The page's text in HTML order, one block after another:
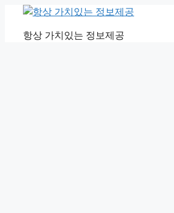
content
항상 가치있는 정보제공